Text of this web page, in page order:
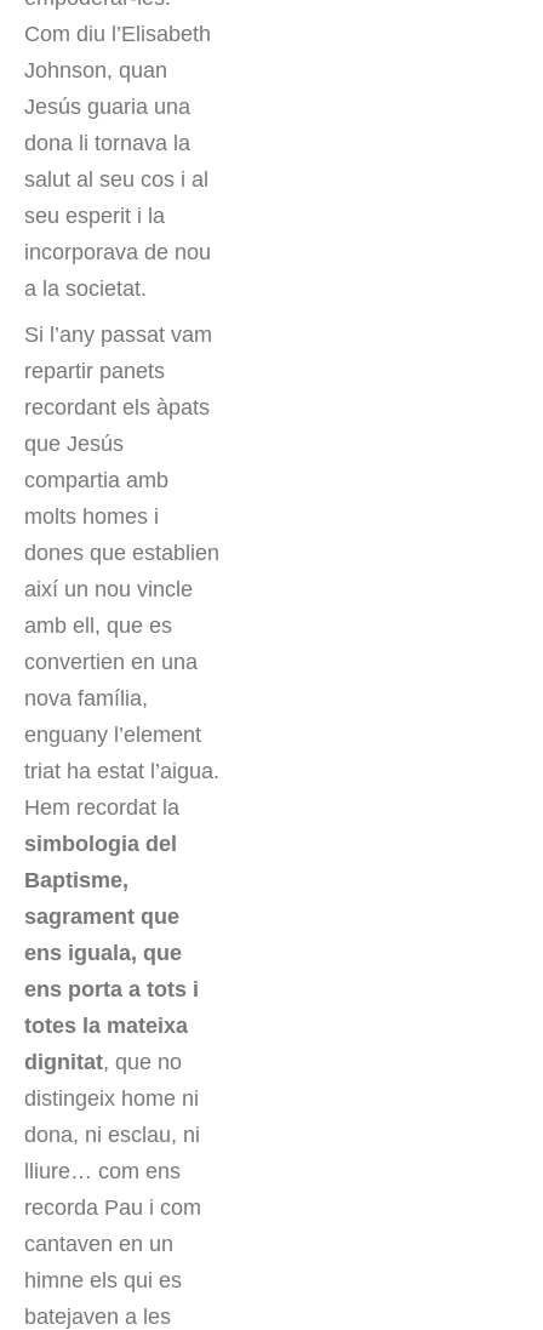
Com diu l’Elisabeth
Johnson, quan
Jesús guaria una
dona li tornava la
salut al seu cos i al
seu esperit i la
incorporava de nou
a la societat.
Si l’any passat vam
repartir panets
recordant els àpats
que Jesús
compartia amb
molts homes i
dones que establien
així un nou vincle
amb ell, que es
convertien en una
nova família,
enguany l’element
triat ha estat l’aigua.
Hem recordat la
simbologia del
Baptisme,
sagrament que
ens iguala, que
ens porta a tots i
totes la mateixa
dignitat, que no
distingeix home ni
dona, ni esclau, ni
lliure… com ens
recorda Pau i com
cantaven en un
himne els qui es
batejaven a les